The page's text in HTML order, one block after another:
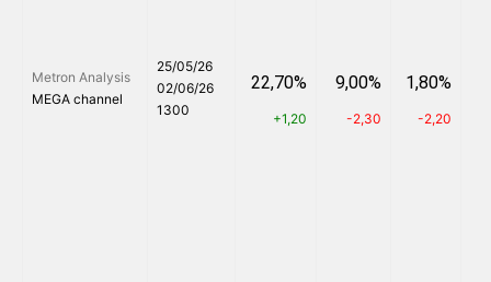
Metron Analysis
MEGA channel
25/05/26
02/06/26
1300
22,70%
+1,20
9,00%
-2,30
1,80%
-2,20